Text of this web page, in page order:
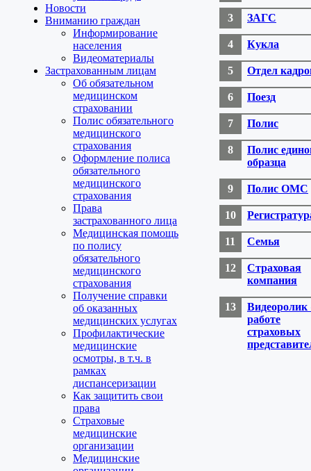
Новости
Вниманию граждан
Информирование
населения
Видеоматериалы
Застрахованным лицам
Об обязательном
медицинском
страховании
Полис обязательного
медицинского
страхования
Оформление полиса
обязательного
медицинского
страхования
Права
застрахованного лица
Медицинская помощь
по полису
обязательного
медицинского
страхования
Получение справки
об оказанных
медицинских услугах
Профилактические
медицинские
осмотры, в т.ч. в
рамках
диспансеризации
Как защитить свои
права
Страховые
медицинские
организации
Медицинские
ЗАГС
Кукла
Отдел
Поезд
Полис
Полис
образца
Полис ОМС
Семья
Страховая
компания
Видеоролик
работе
страховых